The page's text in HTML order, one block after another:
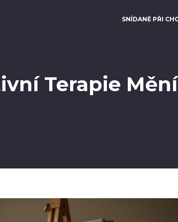
SNÍDANĚ PŘI
Terapie